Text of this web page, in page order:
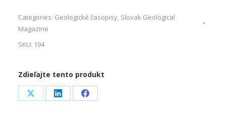
Categories: Geologické časopisy, Slovak Geological
Magazine
SKU: 194
Zdieľajte tento produkt
Share Share Share